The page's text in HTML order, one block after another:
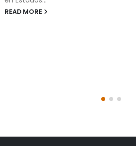
“Pescados” (1943), óleo
sobre tela, 115.6 x 89.2 cm,